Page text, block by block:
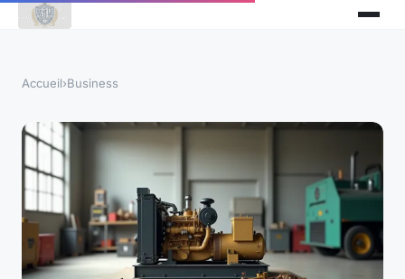
Accueil›Business